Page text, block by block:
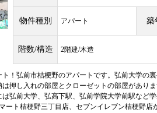
物件種別 アパート 築
階数/構造 2階建/木造
！弘前市桔梗野のアパートです。弘前大学の
押し入れの部屋とクローゼットの部屋があり
弘前大学、弘高下駅、弘前学院大学前駅など
ート桔梗野三丁目店、セブンイレブン桔梗野店